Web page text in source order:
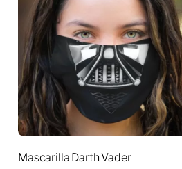
Mascarilla Darth Vader